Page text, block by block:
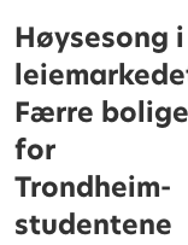
Høysesong i
Færre
for
Trondheim-
studentene